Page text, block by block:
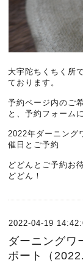
大宇陀ちくちく所
ております。
予約ページ内のご
と、予約フォーム
2022年ダーニング
催日とご予約
どどんとご予約お
どどん！
2022-04-19
ダーニングワ
ポート（